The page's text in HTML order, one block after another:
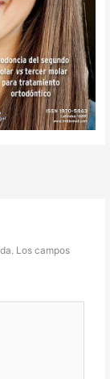
Los campos